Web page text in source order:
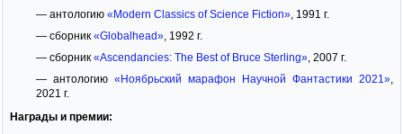
— антологию «Modern Classics of Science Fiction», 1991 г.
— сборник «Globalhead», 1992 г.
— сборник «Ascendancies: The Best of Bruce Sterling», 2007 г.
— антологию «Ноябрьский марафон Научной Фантастики 2021»
2021 г.
Награды и премии: